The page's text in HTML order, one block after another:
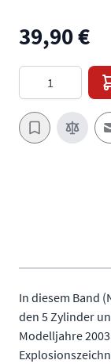
39,90 €
Menge
In diesem Band
den 5 Zylinder
Modelljahre